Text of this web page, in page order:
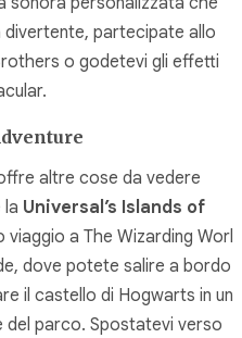
divertente, partecipate allo
o godetevi gli effetti
altre cose da vedere
la Universal’s Islands of
viaggio a The Wizarding World
dove potete salire a bordo
il castello di Hogwarts in una
del parco. Spostatevi verso